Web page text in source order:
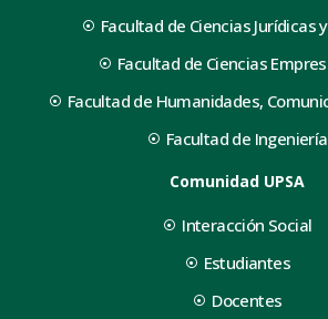
Facultad de Ciencias Jurídicas
Facultad de Ciencias
Facultad de Humanidades,
Facultad de Ingeniería
Comunidad UPSA
Interacción Social
Estudiantes
Docentes